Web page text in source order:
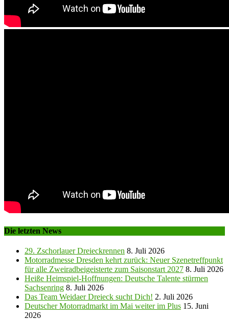
Die letzten News
29. Zschorlauer Dreieckrennen 8. Juli 2026
Motorradmesse Dresden kehrt zurück: Neuer Szenetreffpunkt
für alle Zweiradbeigeisterte zum Saisonstart 2027 8. Juli 2026
Heiße Heimspiel-Hoffnungen: Deutsche Talente stürmen
Sachsenring 8. Juli 2026
Das Team Weidaer Dreieck sucht Dich! 2. Juli 2026
Deutscher Motorradmarkt im Mai weiter im Plus 15. Juni
2026